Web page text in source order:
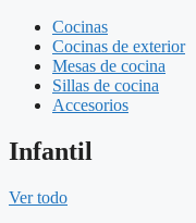
Cocinas
Cocinas de exterior
Mesas de cocina
Sillas de cocina
Accesorios
Infantil
Ver todo